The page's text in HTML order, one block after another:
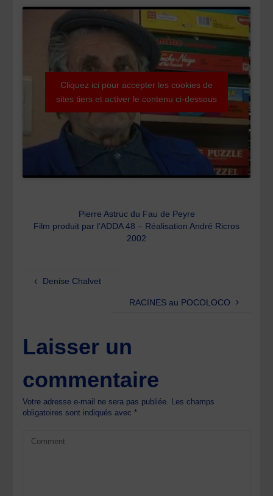
Cliquez ici pour accepter les cookies de
sites tiers et activer le contenu ci-dessous
Pierre Astruc du Fau de Peyre
Film produit par l’ADDA 48 – Réalisation André Ricros
2002
Denise Chalvet
RACINES au POCOLOCO
Laisser un
commentaire
Votre adresse e-mail ne sera pas publiée. Les champs
obligatoires sont indiqués avec*